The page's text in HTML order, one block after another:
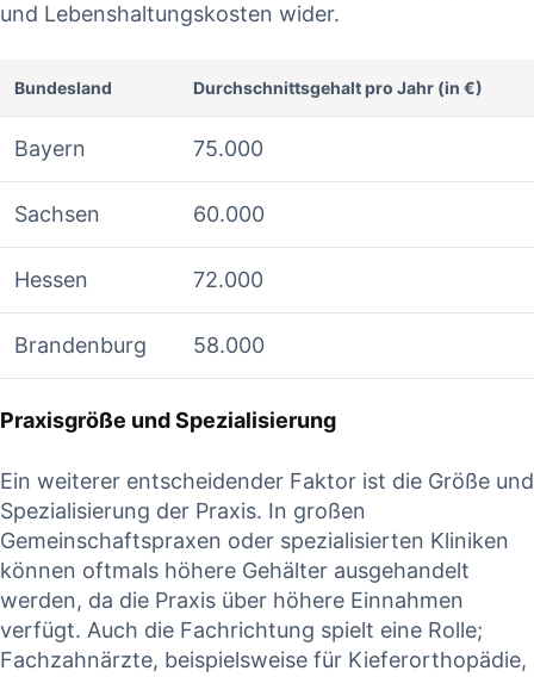
‍und Lebenshaltungskosten wider.
Bundesland Durchschnittsgehalt pro Jahr (in €)
Bayern 75.000
Sachsen 60.000
Hessen 72.000
Brandenburg 58.000
Praxisgröße und Spezialisierung
Ein weiterer entscheidender Faktor ist die Größe und
Spezialisierung der Praxis. In großen
Gemeinschaftspraxen oder spezialisierten Kliniken⁣
können⁣ oftmals ⁣höhere Gehälter ⁣ausgehandelt
werden, da die Praxis über höhere Einnahmen
verfügt. ‌Auch die Fachrichtung spielt eine Rolle;
Fachzahnärzte, beispielsweise für ⁤Kieferorthopädie,